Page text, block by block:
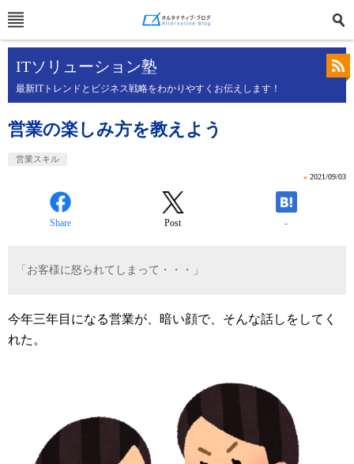
ITソリューション塾
最新ITトレンドとビジネス戦略をわかりやすくお伝えします！
営業の楽しみ方を教えよう
営業スキル
» 2021/09/03
Share Post -
「お客様に怒られてしまって・・・」
今年三年目になる営業が、暗い顔で、そんな話しをしてく
れた。